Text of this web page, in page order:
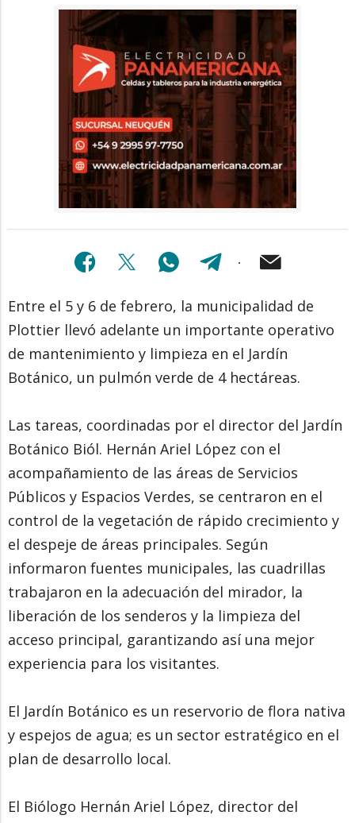
Entre el 5 y 6 de febrero, la municipalidad de
Plottier llevó adelante un importante operativo
de mantenimiento y limpieza en el Jardín
Botánico, un pulmón verde de 4 hectáreas.
Las tareas, coordinadas por el director del Jardín
Botánico Biól. Hernán Ariel López con el
acompañamiento de las áreas de Servicios
Públicos y Espacios Verdes, se centraron en el
control de la vegetación de rápido crecimiento y
el despeje de áreas principales. Según
informaron fuentes municipales, las cuadrillas
trabajaron en la adecuación del mirador, la
liberación de los senderos y la limpieza del
acceso principal, garantizando así una mejor
experiencia para los visitantes.
El Jardín Botánico es un reservorio de flora nativa
y espejos de agua; es un sector estratégico en el
plan de desarrollo local.
El Biólogo Hernán Ariel López, director del